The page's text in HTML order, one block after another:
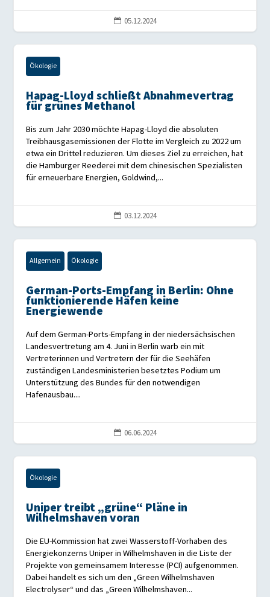
 05.12.2024
Ökologie
Hapag-Lloyd schließt Abnahmevertrag
für grünes Methanol
Bis zum Jahr 2030 möchte Hapag-Lloyd die absoluten
Treibhausgasemissionen der Flotte im Vergleich zu 2022 um
etwa ein Drittel reduzieren. Um dieses Ziel zu erreichen, hat
die Hamburger Reederei mit dem chinesischen Spezialisten
für erneuerbare Energien, Goldwind,...
 03.12.2024
Allgemein Ökologie
German-Ports-Empfang in Berlin: Ohne
funktionierende Häfen keine
Energiewende
Auf dem German-Ports-Empfang in der niedersächsischen
Landesvertretung am 4. Juni in Berlin warb ein mit
Vertreterinnen und Vertretern der für die Seehäfen
zuständigen Landesministerien besetztes Podium um
Unterstützung des Bundes für den notwendigen
Hafenausbau....
 06.06.2024
Ökologie
Uniper treibt „grüne“ Pläne in
Wilhelmshaven voran
Die EU-Kommission hat zwei Wasserstoff-Vorhaben des
Energiekonzerns Uniper in Wilhelmshaven in die Liste der
Projekte von gemeinsamem Interesse (PCI) aufgenommen.
Dabei handelt es sich um den „Green Wilhelmshaven
Electrolyser“ und das „Green Wilhelmshaven...